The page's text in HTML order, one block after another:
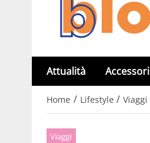
Attualità Accessori
Home / Lifestyle / Viaggi
Viaggi